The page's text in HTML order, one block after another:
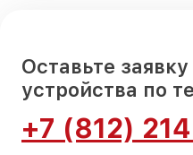
Оставьте
устройства по
+7 (812)